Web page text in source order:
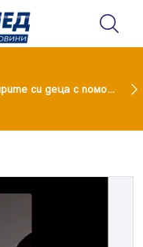
Майка уби четирите си деца с помощта на баба им, след което се самоуби